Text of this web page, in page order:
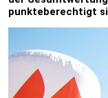
punkteberechtigt